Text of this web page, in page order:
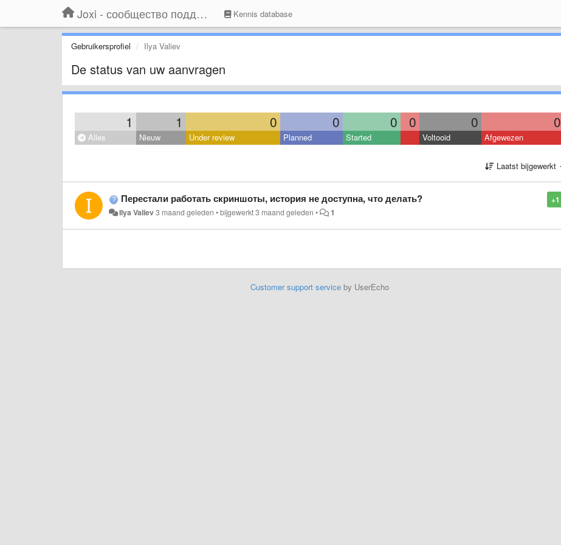
Joxi - сообщество поддержки Kennis database
Gebruikersprofiel Ilya Valiev
De status van uw aanvragen
1 1 0 0 0 0 0 0
Alles Nieuw Under review Planned Started Voltooid Afgewezen
Laatst bijgewerkt
+1
Перестали работать скриншоты, история не доступна, что делать?
Ilya Valiev3 maand geleden •bijgewerkt3 maand geleden • 1
Customer support serviceby UserEcho